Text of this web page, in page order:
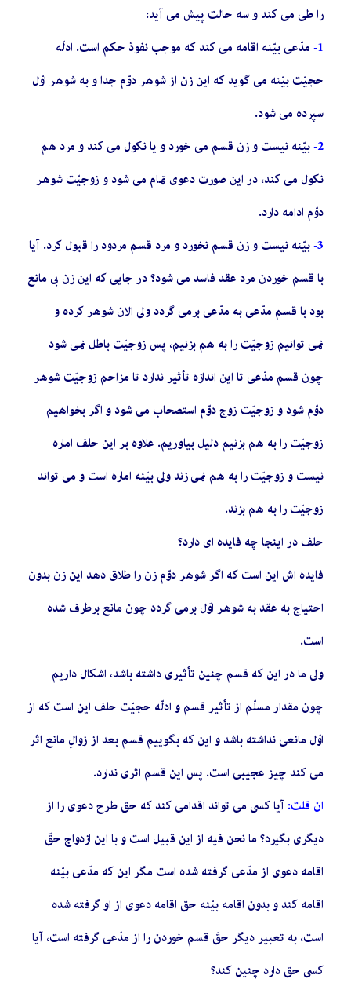
را طى مى کند و سه حالت پیش مى آید:
1- مدّعى بیّنه اقامه مى کند که موجب نفوذ حکم است. ادلّه
حجیّت بیّنه مى گوید که این زن از شوهر دوّم جدا و به شوهر اوّل
سپرده مى شود.
2- بیّنه نیست و زن قسم مى خورد و یا نکول مى کند و مرد هم
نکول مى کند، در این صورت دعوى تمام مى شود و زوجیّت شوهر
دوّم ادامه دارد.
3- بیّنه نیست و زن قسم نخورد و مرد قسم مردود را قبول کرد. آیا
با قسم خوردن مرد عقد فاسد مى شود؟ در جایى که این زن بى مانع
بود با قسم مدّعى به مدّعى برمى گردد ولى الان شوهر کرده و
نمى توانیم زوجیّت را به هم بزنیم، پس زوجیّت باطل نمى شود
چون قسم مدّعى تا این اندازه تأثیر ندارد تا مزاحم زوجیّت شوهر
دوّم شود و زوجیّت زوج دوّم استصحاب مى شود و اگر بخواهیم
زوجیّت را به هم بزنیم دلیل بیاوریم. علاوه بر این حلف اماره
نیست و زوجیّت را به هم نمى زند ولى بیّنه اماره است و مى تواند
زوجیّت را به هم بزند.
حلف در اینجا چه فایده اى دارد؟
فایده اش این است که اگر شوهر دوّم زن را طلاق دهد این زن بدون
احتیاج به عقد به شوهر اوّل برمى گردد چون مانع برطرف شده
است.
ولى ما در این که قسم چنین تأثیرى داشته باشد، اشکال داریم
چون مقدار مسلّم از تأثیر قسم و ادلّه حجیّت حلف این است که از
اوّل مانعى نداشته باشد و این که بگوییم قسم بعد از زوالِ مانع اثر
مى کند چیز عجیبى است. پس این قسم اثرى ندارد.
ان قلت: آیا کسى مى تواند اقدامى کند که حق طرح دعوى را از
دیگرى بگیرد؟ ما نحن فیه از این قبیل است و با این ازدواج حقّ
اقامه دعوى از مدّعى گرفته شده است مگر این که مدّعى بیّنه
اقامه کند و بدون اقامه بیّنه حق اقامه دعوى از او گرفته شده
است، به تعبیر دیگر حقّ قسم خوردن را از مدّعى گرفته است، آیا
کسى حق دارد چنین کند؟